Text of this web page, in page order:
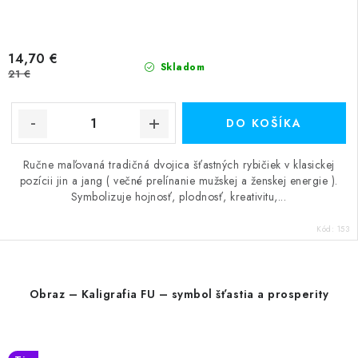
Skladom
14,70 €
21 €
DO KOŠÍKA
Ručne maľovaná tradičná dvojica šťastných rybičiek v klasickej
pozícii jin a jang ( večné prelínanie mužskej a ženskej energie ).
Symbolizuje hojnosť, plodnosť, kreativitu,...
Kód: 153
Obraz – Kaligrafia FU – symbol šťastia a prosperity